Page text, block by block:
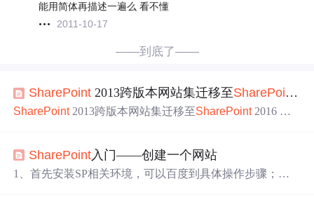
能用简体再描述一遍么 看不懂
2011-10-17
——到底了——
SharePoint 2013跨版本网站集迁移至SharePoint
SharePoint2013跨版本网站集迁移至SharePoint2016 上
天我们讲解如何实现这一过程。 先说一下
将生产数据的SharePoint
2013 的网站集备份出来，还原到
SharePoint 入门——创建一个网站
1、首先安装SP相关环境，可以百度到具体操作步骤；